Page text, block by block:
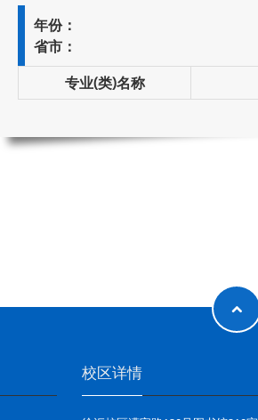
年份：
省市：
专业(类)名称
校区详情